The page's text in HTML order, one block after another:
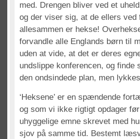
med. Drengen bliver ved et
og der viser sig, at de ellers
allesammen er hekse!
forvandle alle Englands børn til
uden at vide, at det er deres
undslippe konferencen, og finde
den ondsindede plan, men
‘Heksene’ er en spændende
og som vi ikke rigtigt opdager
uhyggelige emne skrevet med
sjov på samme tid. Bestemt